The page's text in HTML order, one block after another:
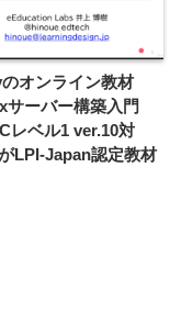
オンライン教材
サーバー構築入門
レベル1 ver.10対
LPI-Japan認定教材